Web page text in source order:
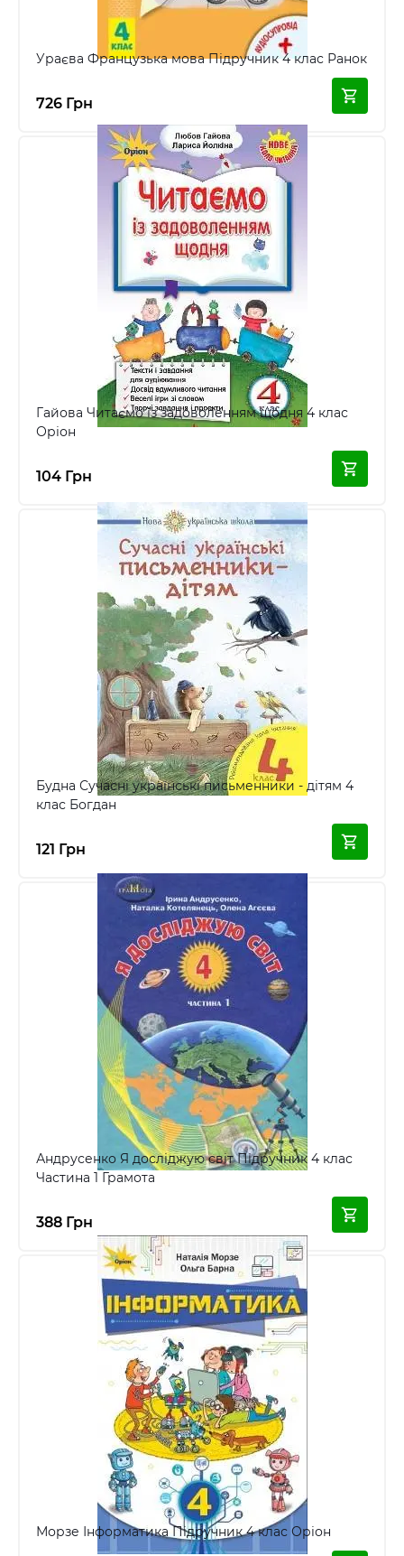
Ураєва Французька мова Підручник 4 клас Ранок
726 Грн
Гайова Читаємо із задоволенням щодня 4 клас
Оріон
104 Грн
Будна Сучасні українські письменники - дітям 4
клас Богдан
121 Грн
Андрусенко Я досліджую світ Підручник 4 клас
Частина 1 Грамота
388 Грн
Морзе Інформатика Підручник 4 клас Оріон